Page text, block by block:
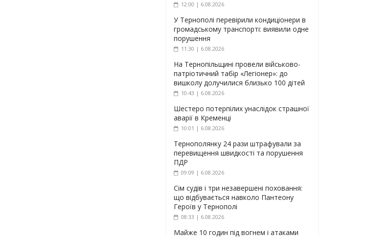
12:00 | 6.08.2026
У Тернополі перевірили кондиціонери в
громадському транспорті: виявили одне
порушення
11:30 | 6.08.2026
На Тернопільщині провели військово-
патріотичний табір «Легіонер»: до
вишколу долучилися близько 100 дітей
10:43 | 6.08.2026
Шестеро потерпілих унаслідок страшної
аварії в Кременці
10:01 | 6.08.2026
Тернополянку 24 рази штрафували за
перевищення швидкості та порушення
ПДР
09:09 | 6.08.2026
Сім судів і три незавершені поховання:
що відбувається навколо Пантеону
Героїв у Тернополі
08:33 | 6.08.2026
Майже 10 годин під вогнем і атаками